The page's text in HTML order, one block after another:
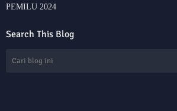
PEMILU 2024
Search This Blog